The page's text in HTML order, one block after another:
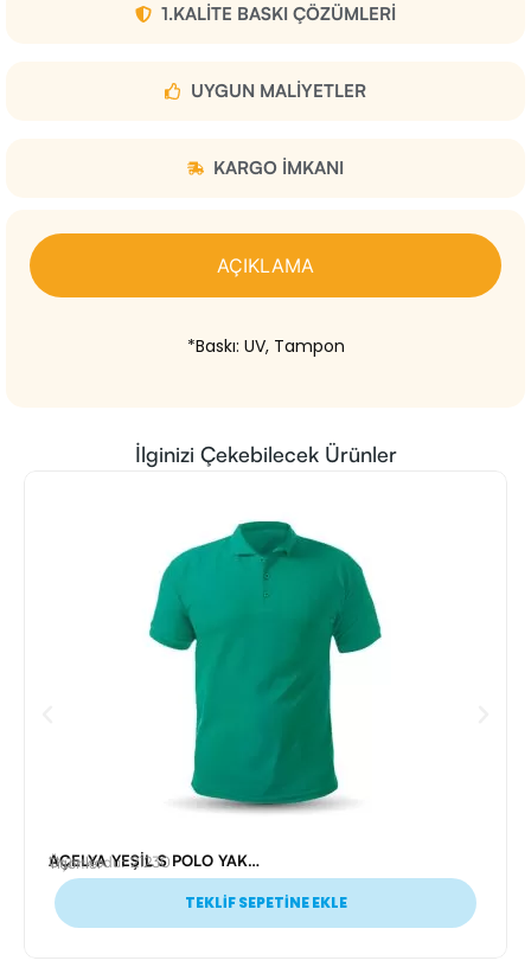
1.KALITE BASKI ÇÖZÜMLERI
UYGUN MALIYETLER
KARGO IMKANI
AÇIKLAMA
*Baskı: UV, Tampon
İlginizi Çekebilecek Ürünler
AÇELYA YEŞİL S POLO YAKA T-SHİRT
Ürün Kodu: 21230
Tişörtler
TEKLİF SEPETİNE EKLE